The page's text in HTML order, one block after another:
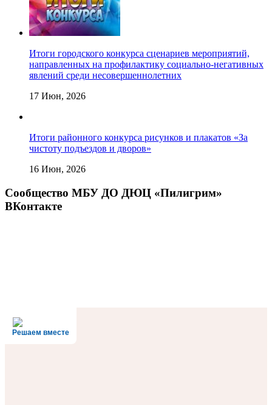
Итоги городского конкурса сценариев мероприятий,
направленных на профилактику социально-негативных
явлений среди несовершеннолетних
17 Июн, 2026
Итоги районного конкурса рисунков и плакатов «За
чистоту подъездов и дворов»
16 Июн, 2026
Сообщество МБУ ДО ДЮЦ «Пилигрим»
ВКонтакте
Решаем вместе